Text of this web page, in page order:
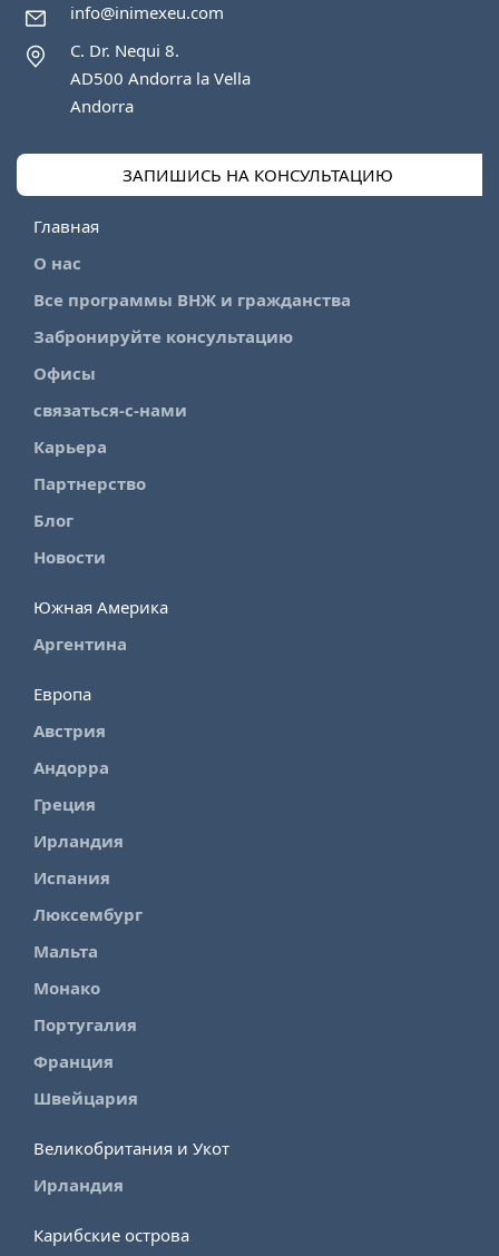
info@inimexeu.com
C. Dr. Nequi 8.
AD500 Andorra la Vella
Andorra
ЗАПИШИСЬ НА КОНСУЛЬТАЦИЮ
Главная
О нас
Все программы ВНЖ и гражданства
Забронируйте консультацию
Офисы
связаться-с-нами
Карьера
Партнерство
Блог
Новости
Южная Америка
Аргентина
Европа
Австрия
Андорра
Греция
Ирландия
Испания
Люксембург
Мальта
Монако
Португалия
Франция
Швейцария
Великобритания и Укот
Ирландия
Карибские острова